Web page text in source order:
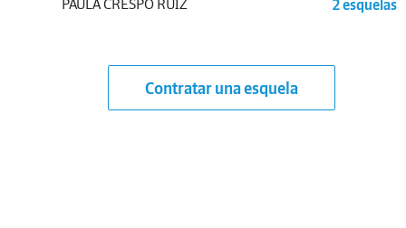
PAULA CRESPO RUIZ 2 esquelas
Contratar una esquela